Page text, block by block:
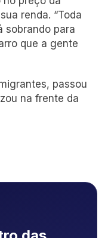
renda. “Toda
sobrando para
que a gente
passou
na frente da